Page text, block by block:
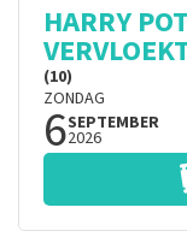
HARRY
(10)
ZONDAG
6SEPTEMBER
2026